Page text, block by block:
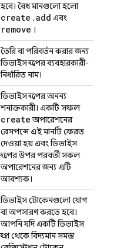
হবে। বৈধ মানগুলো হলো
create ,add এবং
remove ।
তৈরি বা পরিবর্তন করার জন্য
ডিভাইস গ্রুপের ব্যবহারকারী-
নির্ধারিত নাম।
ডিভাইস গ্রুপের অনন্য
শনাক্তকারী। একটি সফল
createঅপারেশনের
রেসপন্সে এই মানটি ফেরত
দেওয়া হয় এবং ডিভাইস
গ্রুপের উপর পরবর্তী সকল
অপারেশনের জন্য এটি
আবশ্যক।
ডিভাইস টোকেনগুলো যোগ
বা অপসারণ করতে হবে।
আপনি যদি একটি ডিভাইস
গ্রুপ থেকে বিদ্যমান সমস্ত